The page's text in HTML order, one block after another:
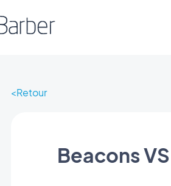
Retour
Beacons